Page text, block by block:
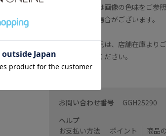
※商品のカラーは画像の色味をご参
が実物と異なる場合がございます。
※商品の入荷状況は、店舗在庫より
でお問い合わせください。
お問い合わせ番号 GGH25290
ヘルプ
お支払い方法
ポイント 商品